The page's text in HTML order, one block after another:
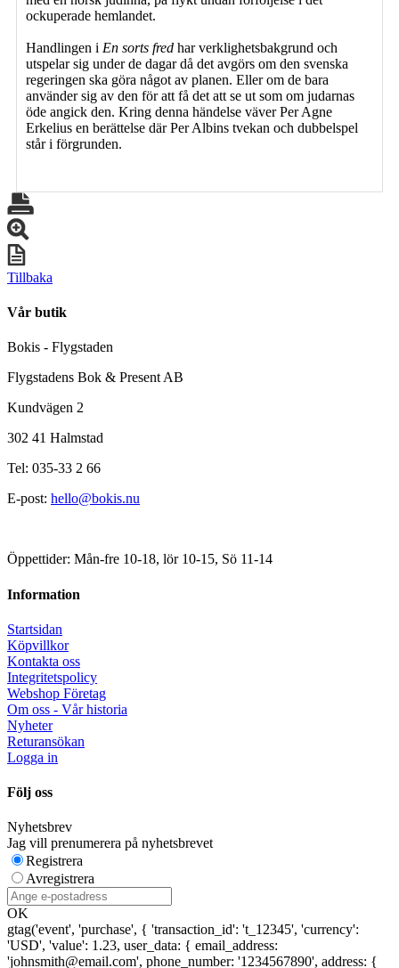
ockuperade hemlandet.
Handlingen i En sorts fred har verklighetsbakgrund och
utspelar sig under de dagar då det avgörs om den svenska
regeringen ska göra något av planen. Eller om de bara
använder sig av den för att få det att se ut som om judarnas
öde angick den. Kring denna händelse väver Per Agne
Erkelius en berättelse där Per Albins tvekan och dubbelspel
står i förgrunden.
Tillbaka
Vår butik
Bokis - Flygstaden
Flygstadens Bok & Present AB
Kundvägen 2
302 41 Halmstad
Tel: 035-33 2 66
E-post: hello@bokis.nu
Öppettider: Mån-fre 10-18, lör 10-15, Sö 11-14
Information
Startsidan
Köpvillkor
Kontakta oss
Integritetspolicy
Webshop Företag
Om oss - Vår historia
Nyheter
Returansökan
Logga in
Följ oss
Nyhetsbrev
Jag vill prenumerera på nyhetsbrevet
Registrera
Avregistrera
OK
gtag('event', 'purchase', { 'transaction_id': 't_12345', 'currency':
'USD', 'value': 1.23, user_data: { email_address:
'johnsmith@email.com', phone_number: '1234567890', address: {